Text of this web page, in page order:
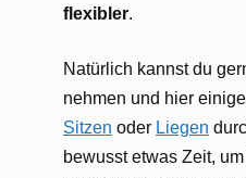
flexibler.
Natürlich kannst du
nehmen und hier
Sitzen oder Liegen
bewusst etwas Zeit,